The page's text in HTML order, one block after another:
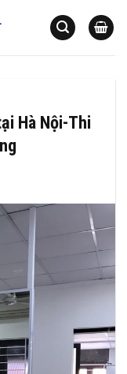
Hà Nội-Thi